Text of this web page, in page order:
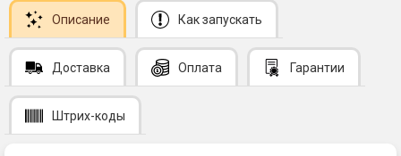
Описание Как запускать
Доставка Оплата Гарантии
Штрих-коды